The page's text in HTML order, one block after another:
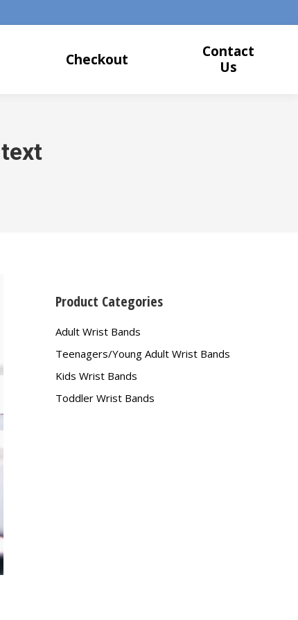
Checkout
Contact
Us
Product Categories
Adult Wrist Bands
Teenagers/Young Adult Wrist Bands
Kids Wrist Bands
Toddler Wrist Bands